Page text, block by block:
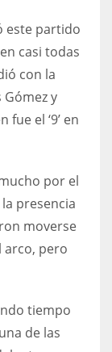
este partido
casi todas
con la
y
fue el ‘9’ en
por el
presencia
moverse
arco, pero
tiempo
de las